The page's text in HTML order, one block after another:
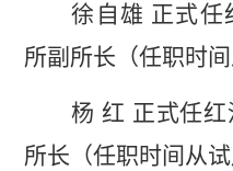
徐自雄 正式任
所副所长（任职时
杨 红 正式任
所长（任职时间从试